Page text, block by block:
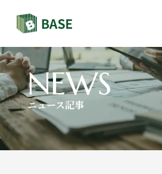
採用情報
お問い合わせ
NEWS
ニュース記事